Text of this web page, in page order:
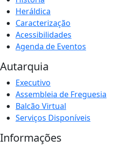
Heráldica
Caracterização
Acessibilidades
Agenda de Eventos
Autarquia
Executivo
Assembleia de Freguesia
Balcão Virtual
Serviços Disponíveis
Informações